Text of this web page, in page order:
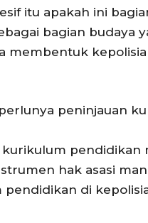
itu apakah ini
bagian budaya
membentuk
peninjauan
pendidikan
hak asasi
di